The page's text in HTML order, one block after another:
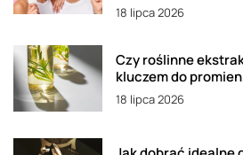
18 lipca 2026
Czy roślinne
kluczem do
18 lipca 2026